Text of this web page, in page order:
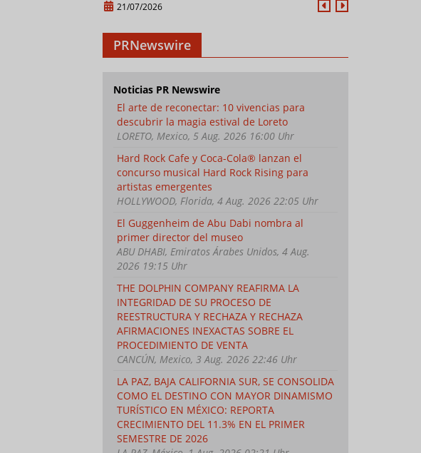
21/07/2026
PRNewswire
Noticias PR Newswire
El arte de reconectar: 10 vivencias para
descubrir la magia estival de Loreto
LORETO, Mexico, 5 Aug. 2026 16:00 Uhr
Hard Rock Cafe y Coca-Cola® lanzan el
concurso musical Hard Rock Rising para
artistas emergentes
HOLLYWOOD, Florida, 4 Aug. 2026 22:05 Uhr
El Guggenheim de Abu Dabi nombra al
primer director del museo
ABU DHABI, Emiratos Árabes Unidos, 4 Aug.
2026 19:15 Uhr
THE DOLPHIN COMPANY REAFIRMA LA
INTEGRIDAD DE SU PROCESO DE
REESTRUCTURA Y RECHAZA Y RECHAZA
AFIRMACIONES INEXACTAS SOBRE EL
PROCEDIMIENTO DE VENTA
CANCÚN, Mexico, 3 Aug. 2026 22:46 Uhr
LA PAZ, BAJA CALIFORNIA SUR, SE CONSOLIDA
COMO EL DESTINO CON MAYOR DINAMISMO
TURÍSTICO EN MÉXICO: REPORTA
CRECIMIENTO DEL 11.3% EN EL PRIMER
SEMESTRE DE 2026